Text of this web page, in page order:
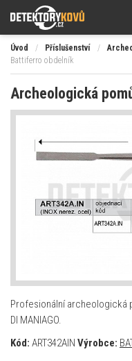
Úvod / Příslušenství /
Battiferro obdelník
Archeologická
Profesionální archeologická
DI MANIAGO.
Kód: ART342AIN Výrobce: